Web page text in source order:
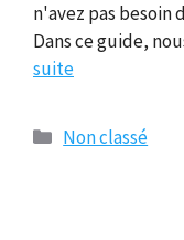
n'avez pas besoin
Dans ce guide,
suite
Catégories
Non classé